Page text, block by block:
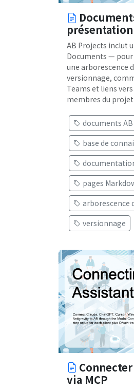
présentation
AB Projects inclut
Documents — pour
une arborescence
versionnage,
Teams et liens
membres du projet.
documents
base de
pages
arborescence
versionnage
via MCP